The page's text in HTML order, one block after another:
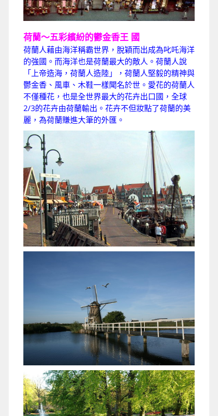
荷蘭～五彩繽紛的鬱金香王 國
荷蘭人藉由海洋稱霸世界，脫穎而出成為叱吒海洋
的強國。而海洋也是荷蘭最大的敵人。荷蘭人說
「上帝造海，荷蘭人造陸」，荷蘭人堅毅的精神與
鬱金香、風車、木鞋一樣聞名於世。愛花的荷蘭人
不僅種花，也是全世界最大的花卉出口國，全球
2/3的花卉由荷蘭輸出。花卉不但妝點了荷蘭的美
麗，為荷蘭賺進大筆的外匯。